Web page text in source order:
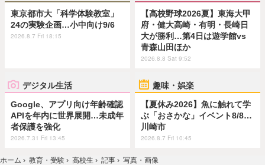
東京都市大「科学体験教室」
24の実験企画…小中向け9/6
2026.8.7 Fri 18:15
【高校野球2026夏】東海大甲
府・健大高崎・有明・長崎日
大が勝利…第4日は遊学館vs
青森山田ほか
2026.8.8 Sat 9:52
デジタル生活
Google、アプリ向け年齢確認
APIを年内に世界展開…未成年
者保護を強化
2026.7.31 Fri 13:45
趣味・娯楽
【夏休み2026】魚に触れて学
ぶ「おさかな」イベント8/8…
川崎市
2026.8.7 Fri 10:45
ホーム › 教育・受験 › 高校生 › 記事 › 写真・画像